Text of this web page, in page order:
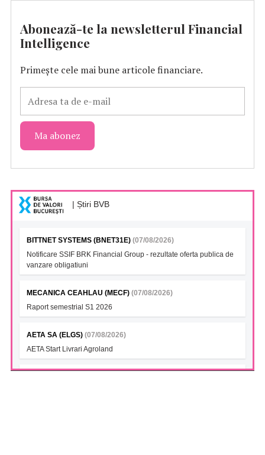
Abonează-te la newsletterul Financial
Intelligence
Primește cele mai bune articole financiare.
| Știri BVB
BITTNET SYSTEMS (BNET31E) (07/08/2026)
Notificare SSIF BRK Financial Group - rezultate oferta publica de
vanzare obligatiuni
MECANICA CEAHLAU (MECF) (07/08/2026)
Raport semestrial S1 2026
AETA SA (ELGS) (07/08/2026)
AETA Start Livrari Agroland